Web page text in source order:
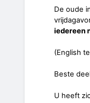
De oude
iedereen
(English
Beste
U heeft